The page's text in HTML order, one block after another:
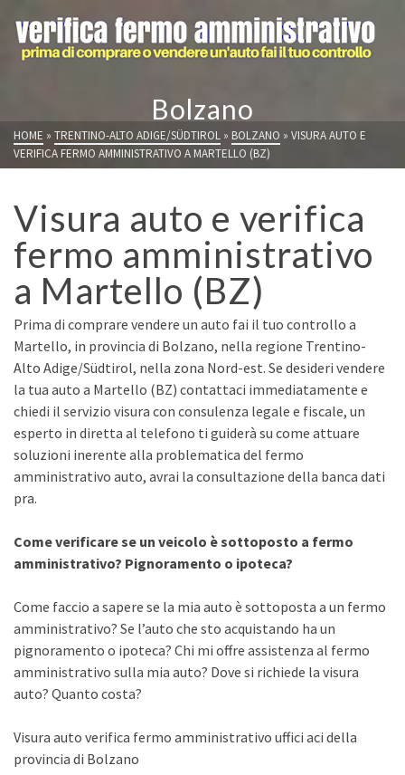
Bolzano
HOME » TRENTINO-ALTO ADIGE/SÜDTIROL » BOLZANO » VISURA AUTO E
VERIFICA FERMO AMMINISTRATIVO A MARTELLO (BZ)
Visura auto e verifica
fermo amministrativo
a Martello (BZ)
Prima di comprare vendere un auto fai il tuo controllo a
Martello, in provincia di Bolzano, nella regione Trentino-
Alto Adige/Südtirol, nella zona Nord-est. Se desideri vendere
la tua auto a Martello (BZ) contattaci immediatamente e
chiedi il servizio visura con consulenza legale e fiscale, un
esperto in diretta al telefono ti guiderà su come attuare
soluzioni inerente alla problematica del fermo
amministrativo auto, avrai la consultazione della banca dati
pra.
Come verificare se un veicolo è sottoposto a fermo
amministrativo? Pignoramento o ipoteca?
Come faccio a sapere se la mia auto è sottoposta a un fermo
amministrativo? Se l’auto che sto acquistando ha un
pignoramento o ipoteca? Chi mi offre assistenza al fermo
amministrativo sulla mia auto? Dove si richiede la visura
auto? Quanto costa?
Visura auto verifica fermo amministrativo uffici aci della
provincia di Bolzano